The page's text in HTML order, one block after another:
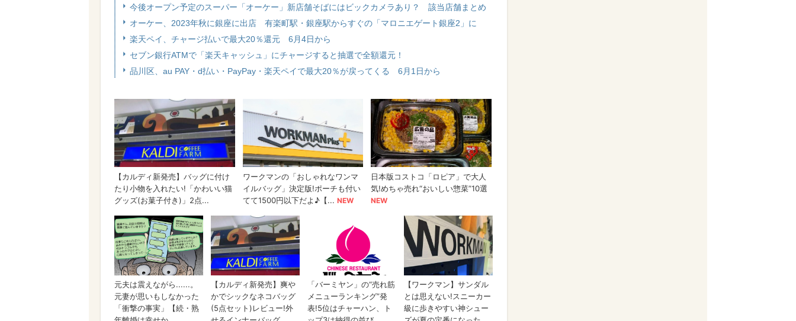
今後オープン予定のスーパー「オーケー」新店舗そばにはビックカメラあり？ 該当店舗まとめ
オーケー、2023年秋に銀座に出店 有楽町駅・銀座駅からすぐの「マロニエゲート銀座2」に
楽天ペイ、チャージ払いで最大20％還元 6月4日から
セブン銀行ATMで「楽天キャッシュ」にチャージすると抽選で全額還元！
品川区、au PAY・d払い・PayPay・楽天ペイで最大20％が戻ってくる 6月1日から